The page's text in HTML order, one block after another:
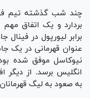
چند شب گذشته تیم
عنوان قهرمانی در یک
انگلیس برسد. از
به صعود به لیگ